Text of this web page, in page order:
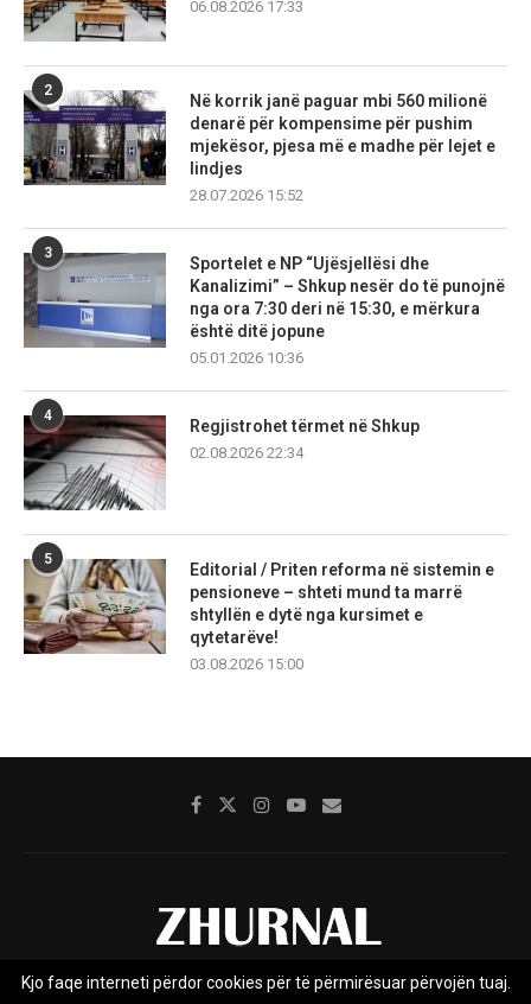
06.08.2026 17:33
2
Në korrik janë paguar mbi 560 milionë
denarë për kompensime për pushim
mjekësor, pjesa më e madhe për lejet e
lindjes
28.07.2026 15:52
3
Sportelet e NP “Ujësjellësi dhe
Kanalizimi” – Shkup nesër do të punojnë
nga ora 7:30 deri në 15:30, e mërkura
është ditë jopune
05.01.2026 10:36
4
Regjistrohet tërmet në Shkup
02.08.2026 22:34
5
Editorial / Priten reforma në sistemin e
pensioneve – shteti mund ta marrë
shtyllën e dytë nga kursimet e
qytetarëve!
03.08.2026 15:00
Kjo faqe interneti përdor cookies për të përmirësuar përvojën tuaj.